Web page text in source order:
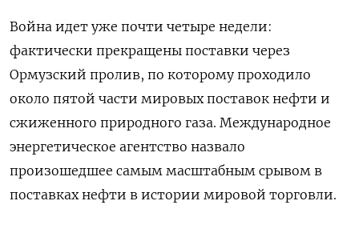
Война идет уже ​почти четыре недели:
фактически прекращены поставки через
Ормузский пролив, по которому проходило
около пятой части мировых поставок нефти и
сжиженного природного газа. Международное
энергетическое агентство назвало
произошедшее самым масштабным срывом в
поставках нефти в истории мировой торговли.